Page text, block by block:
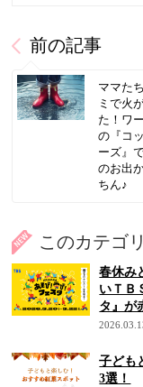
前の記事
ママた
ミで火
た！ワ
の『コ
ーズ』
のお出
ちん♪
このカテゴ
春休み
いＴＢ
タ』が
子ども
3選！